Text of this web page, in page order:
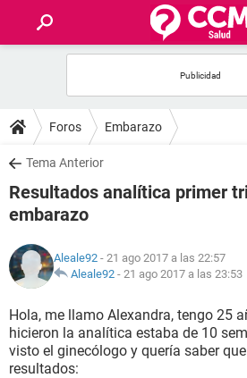
FOROS
SALUD
FAMILIA
NUTRICIÓN
SEXUALIDAD
Foros Embarazo
Tema Anterior
Resultados analítica primer
embarazo
Aleale92 - 21 ago 2017 a las 22:57
Aleale92 - 21 ago 2017 a las 23:53
Hola, me llamo Alexandra, tengo 25
hicieron la analítica estaba de 10
visto el ginecólogo y quería saber
resultados: